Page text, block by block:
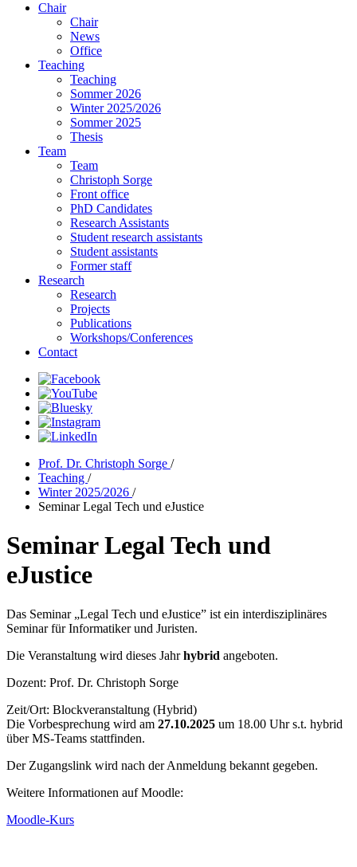
Chair
Chair
News
Office
Teaching
Teaching
Sommer 2026
Winter 2025/2026
Sommer 2025
Thesis
Team
Team
Christoph Sorge
Front office
PhD Candidates
Research Assistants
Student research assistants
Student assistants
Former staff
Research
Research
Projects
Publications
Workshops/Conferences
Contact
Prof. Dr. Christoph Sorge /
Teaching /
Winter 2025/2026 /
Seminar Legal Tech und eJustice
Seminar Legal Tech und
eJustice
Das Seminar „Legal Tech und eJustice” ist ein interdisziplinäres
Seminar für Informatiker und Juristen.
Die Veranstaltung wird dieses Jahrhybrid angeboten.
Dozent: Prof. Dr. Christoph Sorge
Zeit/Ort: Blockveranstaltung (Hybrid)
Die Vorbesprechung wird am 27.10.2025 um 18.00 Uhr s.t. hybrid
über MS-Teams stattfinden.
Der Zugangslink wird nach der Anmeldung bekannt gegeben.
Weitere Informationen auf Moodle:
Moodle-Kurs